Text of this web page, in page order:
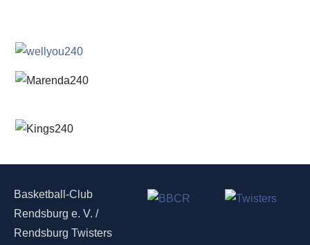
Basketball-Club
Rendsburg e. V. /
Rendsburg Twisters